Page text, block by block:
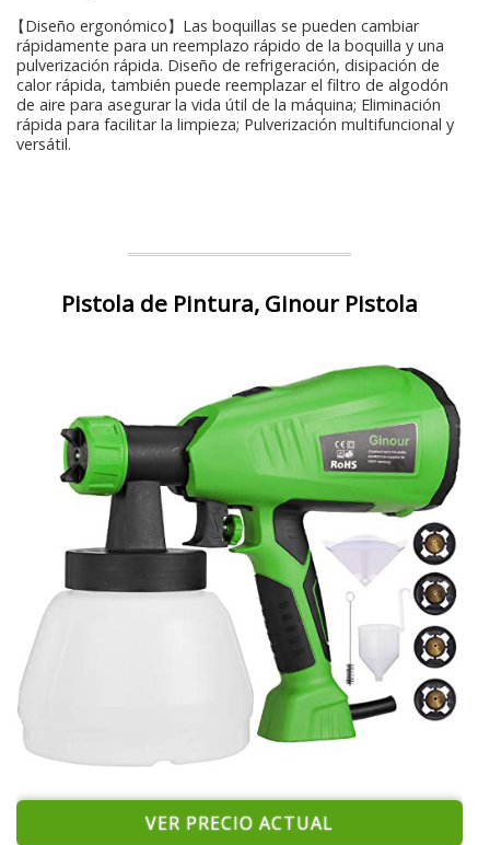
【Diseño ergonómico】Las boquillas se pueden cambiar
rápidamente para un reemplazo rápido de la boquilla y una
pulverización rápida. Diseño de refrigeración, disipación de
calor rápida, también puede reemplazar el filtro de algodón
de aire para asegurar la vida útil de la máquina; Eliminación
rápida para facilitar la limpieza; Pulverización multifuncional y
versátil.
Pistola de Pintura, Ginour Pistola
VER PRECIO ACTUAL